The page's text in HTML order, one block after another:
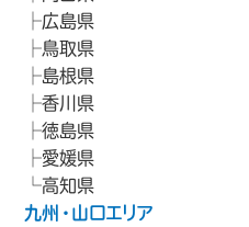
広島県
鳥取県
島根県
香川県
徳島県
愛媛県
高知県
九州・山口エリア